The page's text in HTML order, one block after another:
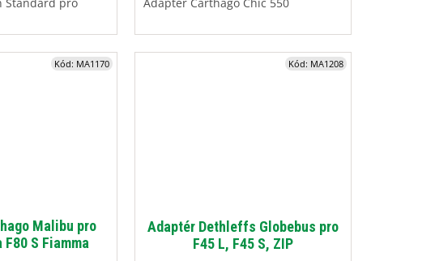
Malibu pro
F80 S Fiamma
Kód: MA1170
Adaptér Dethleffs Globebus pro
F45 L, F45 S, ZIP
Kód: MA1208